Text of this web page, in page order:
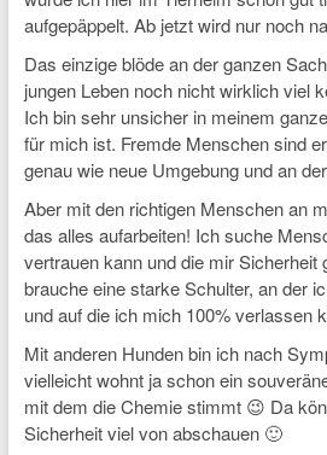
aufgepäppelt. Ab jetzt wird nur noch
Das einzige blöde an der ganzen
jungen Leben noch nicht wirklich viel
Ich bin sehr unsicher in meinem
für mich ist. Fremde Menschen sind
genau wie neue Umgebung und an
Aber mit den richtigen Menschen an
das alles aufarbeiten! Ich suche
vertrauen kann und die mir Sicherheit
brauche eine starke Schulter, an der
und auf die ich mich 100% verlassen
Mit anderen Hunden bin ich nach
vielleicht wohnt ja schon ein
mit dem die Chemie stimmt 😉 Da
Sicherheit viel von abschauen 🙂